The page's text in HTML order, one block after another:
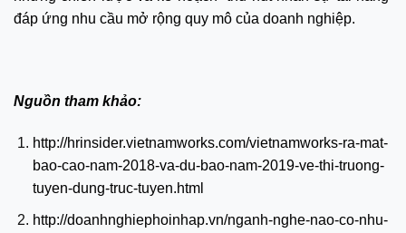
đáp ứng nhu cầu mở rộng quy mô của doanh nghiệp.
Nguồn tham khảo:
http://hrinsider.vietnamworks.com/vietnamworks-ra-mat-
bao-cao-nam-2018-va-du-bao-nam-2019-ve-thi-truong-
tuyen-dung-truc-tuyen.html
http://doanhnghiephoinhap.vn/nganh-nghe-nao-co-nhu-